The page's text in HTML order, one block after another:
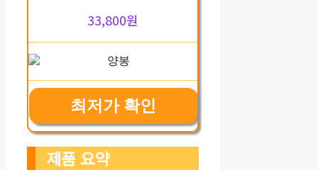
33,800원
최저가 확인
제품 요약